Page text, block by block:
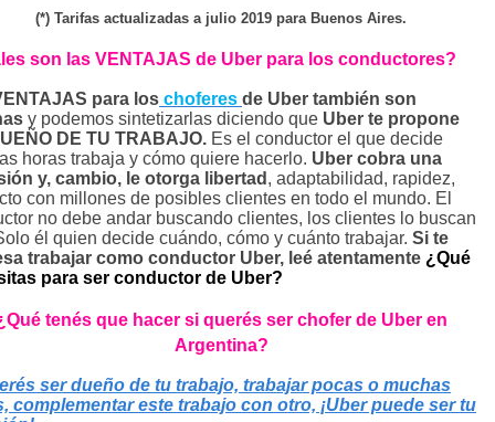
(*) Tarifas actualizadas a julio 2019 para Buenos Aires.
son las VENTAJAS de Uber para los conductores?
para los choferes de Uber también son
y podemos sintetizarlas diciendo que Uber te propone
DE TU TRABAJO. Es el conductor el que decide
horas trabaja y cómo quiere hacerlo. Uber cobra una
y, cambio, le otorga libertad , adaptabilidad, rapidez,
con millones de posibles clientes en todo el mundo. El
no debe andar buscando clientes, los clientes lo buscan
él quien decide cuándo, cómo y cuánto trabajar. Si te
trabajar como conductor Uber, leé atentamente ¿Qué
para ser conductor de Uber?
tenés que hacer si querés ser chofer de Uber en
Argentina?
ser dueño de tu trabajo, trabajar pocas o muchas
complementar este trabajo con otro, ¡Uber puede ser tu